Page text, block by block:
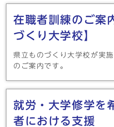
在職者訓練のご案
づくり大学校】
県立ものづくり大学校が実
のご案内です。
就労・大学修学を
者における支援